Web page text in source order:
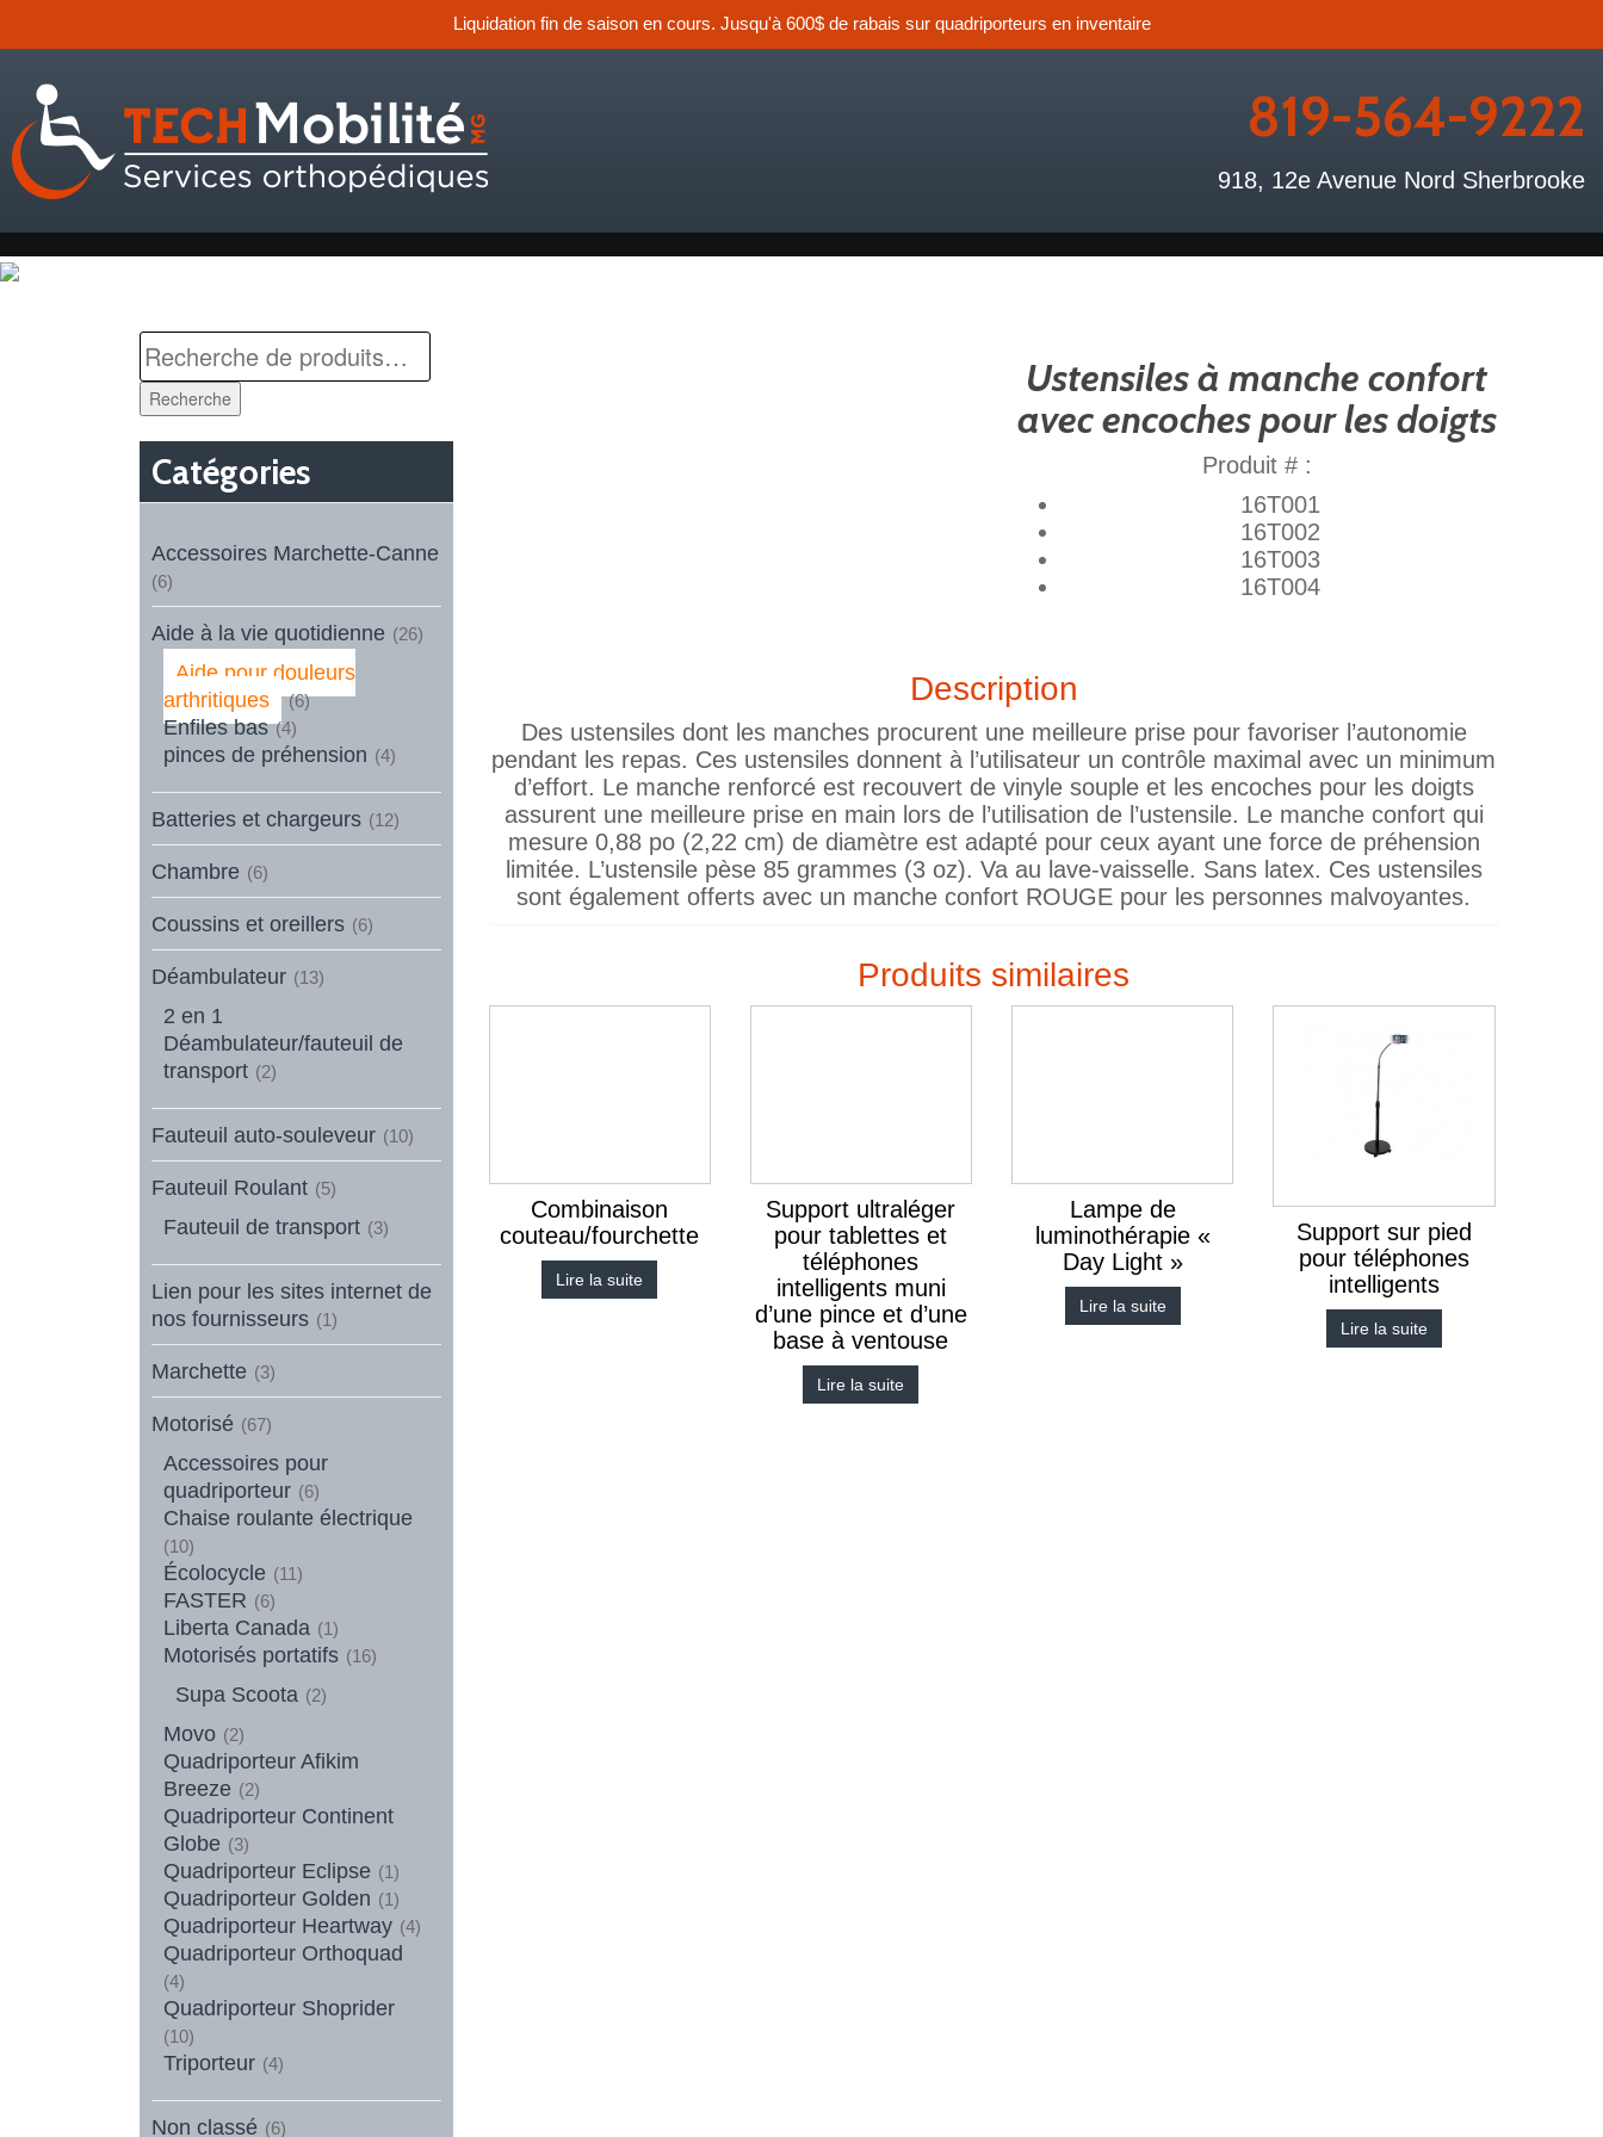
Liquidation fin de saison en cours. Jusqu'à 600$ de rabais sur quadriporteurs en inventaire
819-564-9222
918, 12e Avenue Nord Sherbrooke
Recherche
Catégories
Accessoires Marchette-Canne
(6)
Aide à la vie quotidienne (26)
Aide pour douleurs
arthritiques
(6)
Enfiles bas (4)
pinces de préhension (4)
Batteries et chargeurs (12)
Chambre (6)
Coussins et oreillers (6)
Déambulateur (13)
2 en 1
Déambulateur/fauteuil de
transport (2)
Fauteuil auto-souleveur (10)
Fauteuil Roulant (5)
Fauteuil de transport (3)
Lien pour les sites internet de
nos fournisseurs (1)
Marchette (3)
Motorisé (67)
Accessoires pour
quadriporteur (6)
Chaise roulante électrique
(10)
Écolocycle (11)
FASTER (6)
Liberta Canada (1)
Motorisés portatifs (16)
Supa Scoota (2)
Movo (2)
Quadriporteur Afikim
Breeze (2)
Quadriporteur Continent
Globe (3)
Quadriporteur Eclipse (1)
Quadriporteur Golden (1)
Quadriporteur Heartway (4)
Quadriporteur Orthoquad
(4)
Quadriporteur Shoprider
(10)
Triporteur (4)
Non classé (6)
Ustensiles à manche confort
avec encoches pour les doigts
Produit # :
16T001
16T002
16T003
16T004
Description
Des ustensiles dont les manches procurent une meilleure prise pour favoriser l’autonomie
pendant les repas. Ces ustensiles donnent à l’utilisateur un contrôle maximal avec un minimum
d’effort. Le manche renforcé est recouvert de vinyle souple et les encoches pour les doigts
assurent une meilleure prise en main lors de l’utilisation de l’ustensile. Le manche confort qui
mesure 0,88 po (2,22 cm) de diamètre est adapté pour ceux ayant une force de préhension
limitée. L’ustensile pèse 85 grammes (3 oz). Va au lave-vaisselle. Sans latex. Ces ustensiles
sont également offerts avec un manche confort ROUGE pour les personnes malvoyantes.
Produits similaires
Combinaison
couteau/fourchette
Lire la suite
Support ultraléger
pour tablettes et
téléphones
intelligents muni
d’une pince et d’une
base à ventouse
Lire la suite
Lampe de
luminothérapie «
Day Light »
Lire la suite
Support sur pied
pour téléphones
intelligents
Lire la suite